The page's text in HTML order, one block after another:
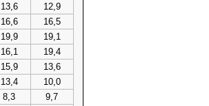
13,6 12,9
16,6 16,5
19,9 19,1
16,1 19,4
15,9 13,6
13,4 10,0
8,3 9,7